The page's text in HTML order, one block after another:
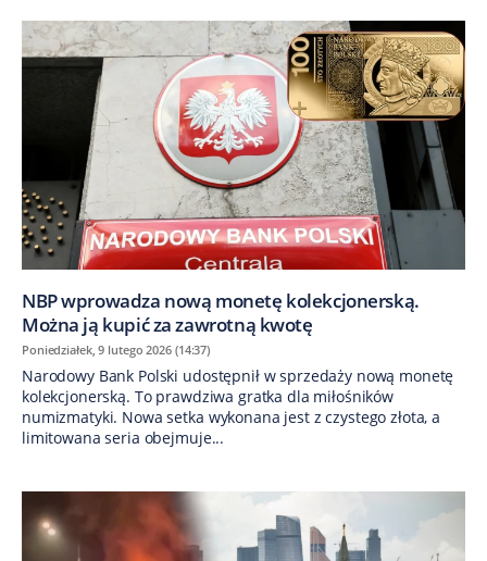
NBP wprowadza nową monetę kolekcjonerską.
Można ją kupić za zawrotną kwotę
Poniedziałek, 9 lutego 2026 (14:37)
Narodowy Bank Polski udostępnił w sprzedaży nową monetę
kolekcjonerską. To prawdziwa gratka dla miłośników
numizmatyki. Nowa setka wykonana jest z czystego złota, a
limitowana seria obejmuje...